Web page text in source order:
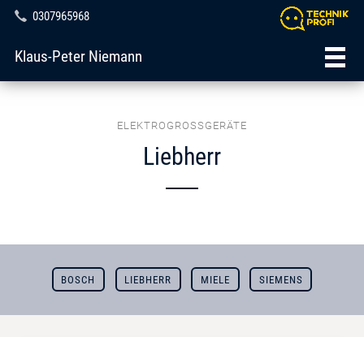
0307965968
Klaus-Peter Niemann
ELEKTROGROSSGERÄTE
Liebherr
BOSCH LIEBHERR MIELE SIEMENS